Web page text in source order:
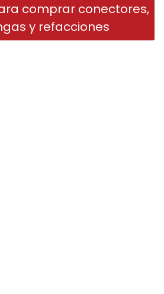
comprar conectores,
y refacciones